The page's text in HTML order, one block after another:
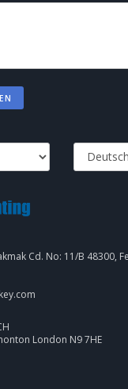
Cd. No: 11/B 48300,
London N9 7HE